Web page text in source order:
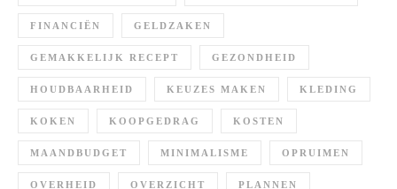
FINANCIËN GELDZAKEN
GEMAKKELIJK RECEPT GEZONDHEID
HOUDBAARHEID KEUZES MAKEN KLEDING
KOKEN KOOPGEDRAG KOSTEN
MAANDBUDGET MINIMALISME OPRUIMEN
OVERHEID OVERZICHT PLANNEN